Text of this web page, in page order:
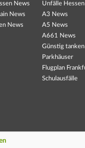
News
News
News
Unfälle Hessen
A3 News
A5 News
A661 News
Günstig tanken
Parkhäuser
Flugplan
Schulausfälle